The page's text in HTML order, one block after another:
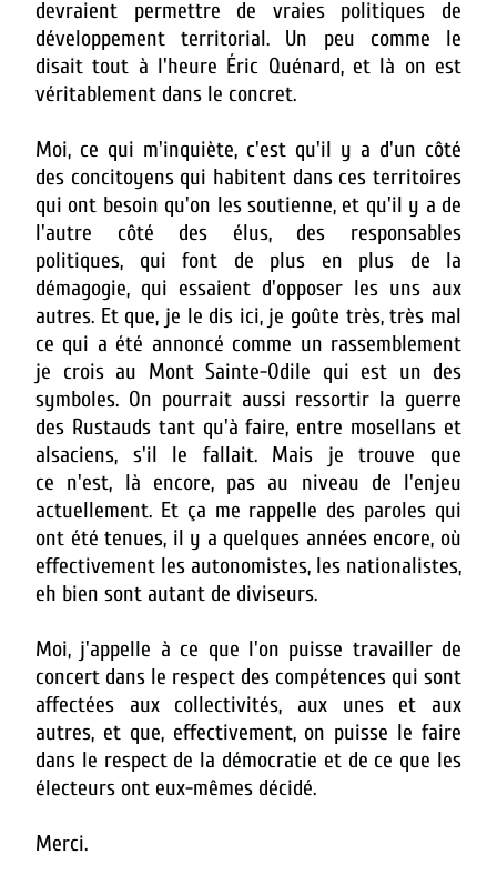
devraient permettre de vraies politiques de
développement territorial. Un peu comme le
disait tout à l'heure Éric Quénard, et là on est
véritablement dans le concret.
Moi, ce qui m'inquiète, c'est qu'il y a d'un côté
des concitoyens qui habitent dans ces territoires
qui ont besoin qu'on les soutienne, et qu'il y a de
l'autre côté des élus, des responsables
politiques, qui font de plus en plus de la
démagogie, qui essaient d'opposer les uns aux
autres. Et que, je le dis ici, je goûte très, très mal
ce qui a été annoncé comme un rassemblement
je crois au Mont Sainte-Odile qui est un des
symboles. On pourrait aussi ressortir la guerre
des Rustauds tant qu'à faire, entre mosellans et
alsaciens, s'il le fallait. Mais je trouve que
ce n'est, là encore, pas au niveau de l'enjeu
actuellement. Et ça me rappelle des paroles qui
ont été tenues, il y a quelques années encore, où
effectivement les autonomistes, les nationalistes,
eh bien sont autant de diviseurs.
Moi, j'appelle à ce que l'on puisse travailler de
concert dans le respect des compétences qui sont
affectées aux collectivités, aux unes et aux
autres, et que, effectivement, on puisse le faire
dans le respect de la démocratie et de ce que les
électeurs ont eux-mêmes décidé.
Merci.